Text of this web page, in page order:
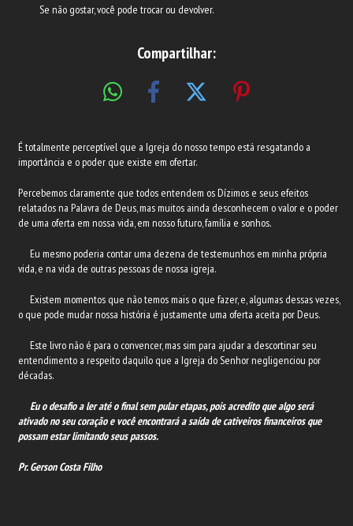
Se não gostar, você pode trocar ou devolver.
Compartilhar:
É totalmente perceptível que a Igreja do nosso tempo está resgatando a
importância e o poder que existe em ofertar.
Percebemos claramente que todos entendem os Dízimos e seus efeitos
relatados na Palavra de Deus, mas muitos ainda desconhecem o valor e o poder
de uma oferta em nossa vida, em nosso futuro, família e sonhos.
Eu mesmo poderia contar uma dezena de testemunhos em minha própria
vida, e na vida de outras pessoas de nossa igreja.
Existem momentos que não temos mais o que fazer, e, algumas dessas vezes,
o que pode mudar nossa história é justamente uma oferta aceita por Deus.
Este livro não é para o convencer, mas sim para ajudar a descortinar seu
entendimento a respeito daquilo que a Igreja do Senhor negligenciou por
décadas.
Eu o desafio a ler até o final sem pular etapas, pois acredito que algo será
ativado no seu coração e você encontrará a saída de cativeiros financeiros que
possam estar limitando seus passos.
Pr. Gerson Costa Filho